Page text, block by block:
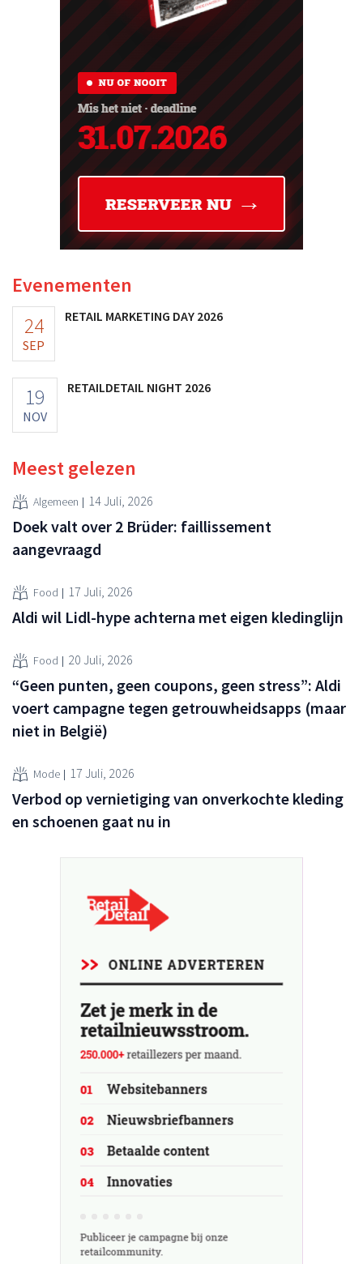
Evenementen
24
SEP
RETAIL MARKETING DAY 2026
19
NOV
RETAILDETAIL NIGHT 2026
Meest gelezen
Algemeen 14 Juli, 2026
Doek valt over 2 Brüder: faillissement
aangevraagd
Food 17 Juli, 2026
Aldi wil Lidl-hype achterna met eigen kledinglijn
Food 20 Juli, 2026
“Geen punten, geen coupons, geen stress”: Aldi
voert campagne tegen getrouwheidsapps (maar
niet in België)
Mode 17 Juli, 2026
Verbod op vernietiging van onverkochte kleding
en schoenen gaat nu in